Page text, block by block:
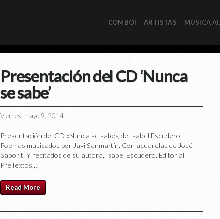
COMBOI ARTISTAS MÚSICA
Presentación del CD ‘Nunca
se sabe’
Viernes, mayo 9, 2014
Presentación del CD «Nunca se sabe», de Isabel Escudero.
Poemas musicados por Javi Sanmartín. Con acuarelas de José
Saborit. Y recitados de su autora, Isabel Escudero. Editorial
PreTextos,…
Read More